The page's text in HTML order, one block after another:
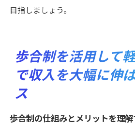
目指しましょう。
歩合制を活用して
で収入を大幅に伸
ス
歩合制の仕組みとメリットを理解